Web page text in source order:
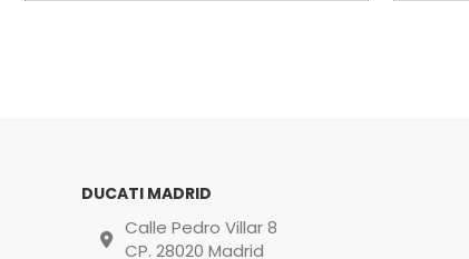
DUCATI MADRID
Calle Pedro Villar 8
CP. 28020 Madrid